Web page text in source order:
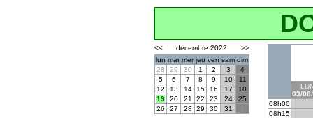
<< décembre 2022
>>
lun mar mer jeu ven sam dim
28
29 30 1 2 3
4
5
6 7 8 9 10
11
12
13 14 15 16 17
18
19
20 21 22 23 24
25
26
27 28 29 30 31
03/
08h00
08h15